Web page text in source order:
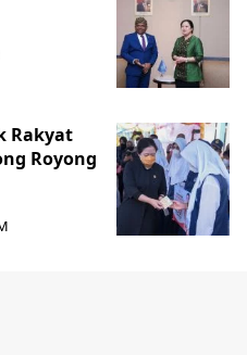
Rakyat
Royong